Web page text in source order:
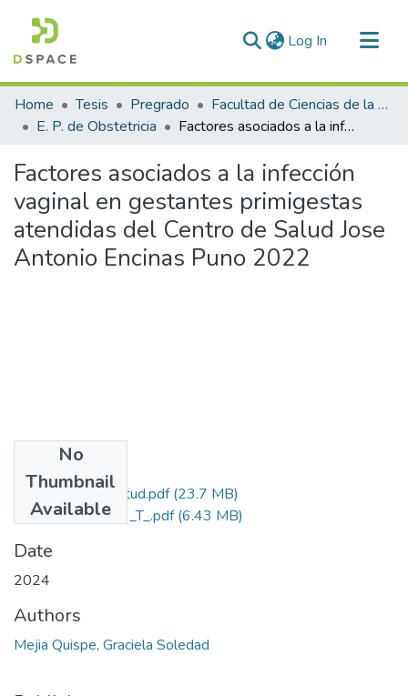
Log In (current)
Communities & Collections
All of DSpace
Home Tesis Pregrado
Facultad de Ciencias de la Salud
E. P. de Obstetricia
Factores asociados a la infección vaginal en gestantes primigestas atendidas del Centro de Salud Jose Antonio Encinas Puno 2022
Factores asociados a la infección
vaginal en gestantes primigestas
atendidas del Centro de Salud Jose
Antonio Encinas Puno 2022
No
Thumbnail
Available
Grado de Similitud.pdf(23.7 MB)
T036_75522859_T_.pdf(6.43 MB)
Date
2024
Authors
Mejia Quispe, Graciela Soledad